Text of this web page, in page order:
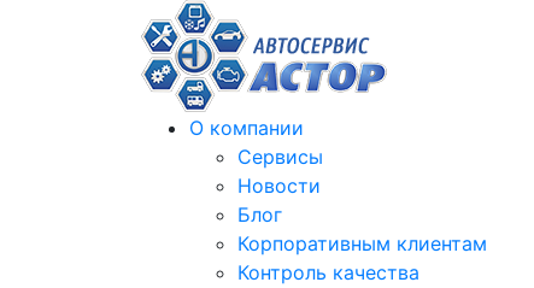
О компании
Сервисы
Новости
Блог
Корпоративным клиентам
Контроль качества